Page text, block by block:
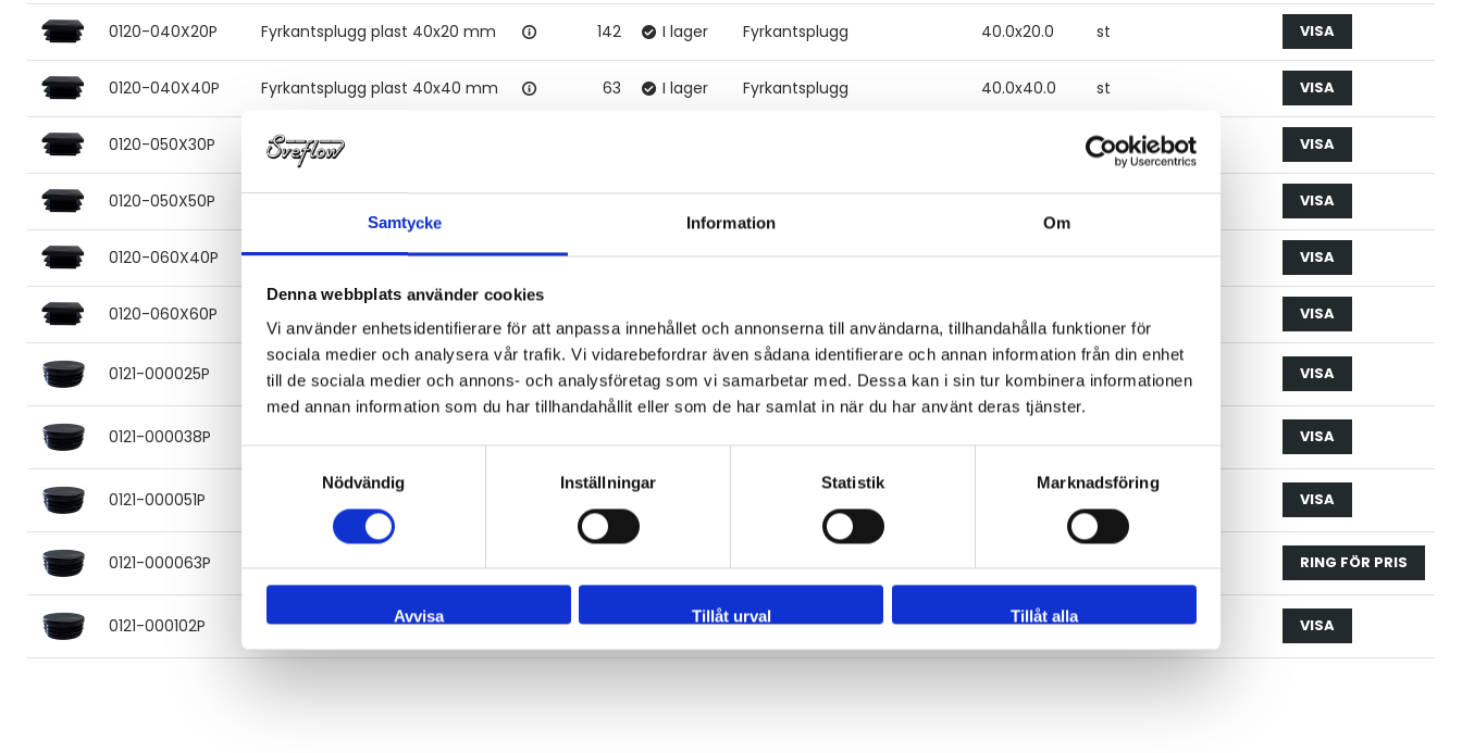
Samtycke Information Om
Denna webbplats använder cookies
Vi använder enhetsidentifierare för att anpassa innehållet och annonserna till användarna, tillhandahålla funktioner för
sociala medier och analysera vår trafik. Vi vidarebefordrar även sådana identifierare och annan information från din enhet
till de sociala medier och annons- och analysföretag som vi samarbetar med. Dessa kan i sin tur kombinera informationen
med annan information som du har tillhandahållit eller som de har samlat in när du har använt deras tjänster.
Nödvändig
Inställningar Statistik Marknadsföring
Avvisa Tillåt urval Tillåt alla
0120-040X20P Fyrkantsplugg plast 40x20 mm 142 I lager Fyrkantsplugg 40.0x20.0 st VISA
0120-040X40P Fyrkantsplugg plast 40x40 mm 63 I lager Fyrkantsplugg 40.0x40.0 st VISA
0120-050X30P Fyrkantsplugg plast 50x30 mm st VISA
0120-050X50P Fyrkantsplugg plast 50x50 mm 56 I lager Fyrkantsplugg 50.0x50.0 st VISA
0120-060X40P Fyrkantsplugg plast 60x40 mm 119 I lager Fyrkantsplugg 60.0x40.0 st VISA
0120-060X60P VISA
0121-000025P Rundplugg plast Ø25 mm 171 I lager Rundplugg 25.0 st VISA
0121-000038P VISA
0121-000051P Rundplugg plast Ø51 mm VISA
0121-000063P Rundplugg plast Ø63 mm 27 I lager Rundplugg 63.5 st RING FÖR PRIS
0121-000102P Rundplugg plast Ø101.6 mm 15 I lager Rundplugg 101.6 st VISA